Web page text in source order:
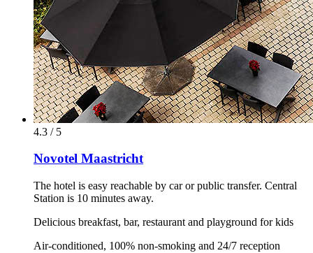
4.3 / 5
Novotel Maastricht
The hotel is easy reachable by car or public transfer. Central
Station is 10 minutes away.
Delicious breakfast, bar, restaurant and playground for kids
Air-conditioned, 100% non-smoking and 24/7 reception